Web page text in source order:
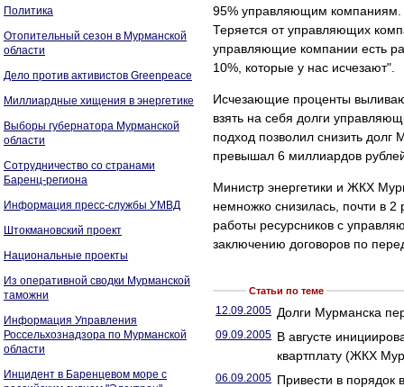
Политика
Отопительный сезон в Мурманской
области
Дело против активистов Greenpeace
Миллиардные хищения в энергетике
Выборы губернатора Мурманской
области
Сотрудничество со странами
Баренц-региона
Информация пресс-службы УМВД
Штокмановский проект
Национальные проекты
Из оперативной сводки Мурманской
таможни
Информация Управления
Россельхознадзора по Мурманской
области
Инцидент в Баренцевом море с
95% управляющим компаниям.
Теряется от управляющих
управляющие компании есть
10%, которые у нас исчезают".
Исчезающие проценты
взять на себя долги
подход позволил снизить
превышал 6 миллиардов
Министр энергетики и ЖКХ
немножко снизилась, почти в
работы ресурсников с
заключению договоров по
Статьи по теме
12.09.2005 Долги Мурманска
09.09.2005 В августе
квартплату (ЖКХ
06.09.2005 Привести в порядок